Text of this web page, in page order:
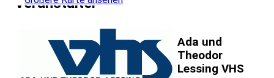
Ada und
Theodor
Lessing VHS